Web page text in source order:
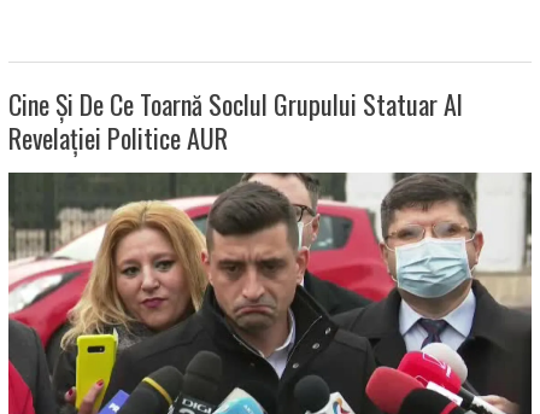
Cine Și De Ce Toarnă Soclul Grupului Statuar Al
Revelației Politice AUR